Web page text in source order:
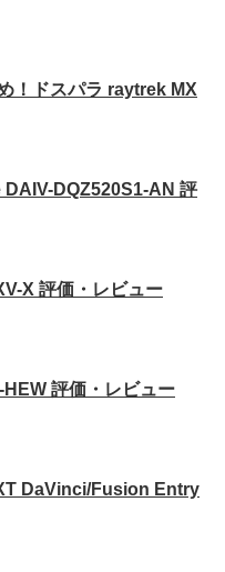
！ドスパラ raytrek MX
DQZ520S1-AN 評
X 評価・レビュー
評価・レビュー
DaVinci/Fusion Entry